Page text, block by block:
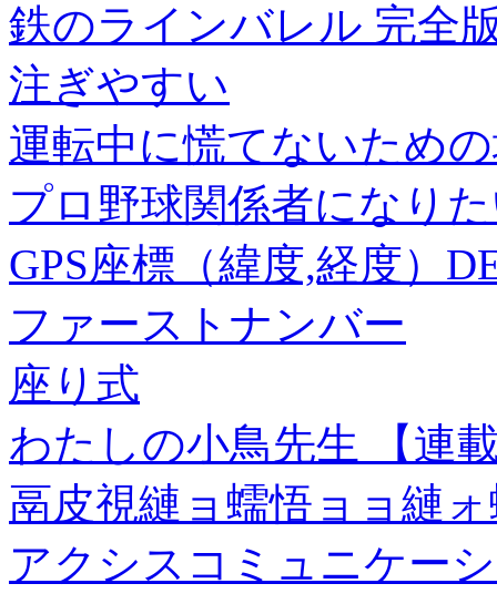
鉄のラインバレル 完全
注ぎやすい
運転中に慌てないため
プロ野球関係者になり
GPS座標（緯度,経度）
ファーストナンバー
座り式
わたしの小鳥先生 【連
鬲皮視縺ョ蠕悟ョョ縺
アクシスコミュニケー